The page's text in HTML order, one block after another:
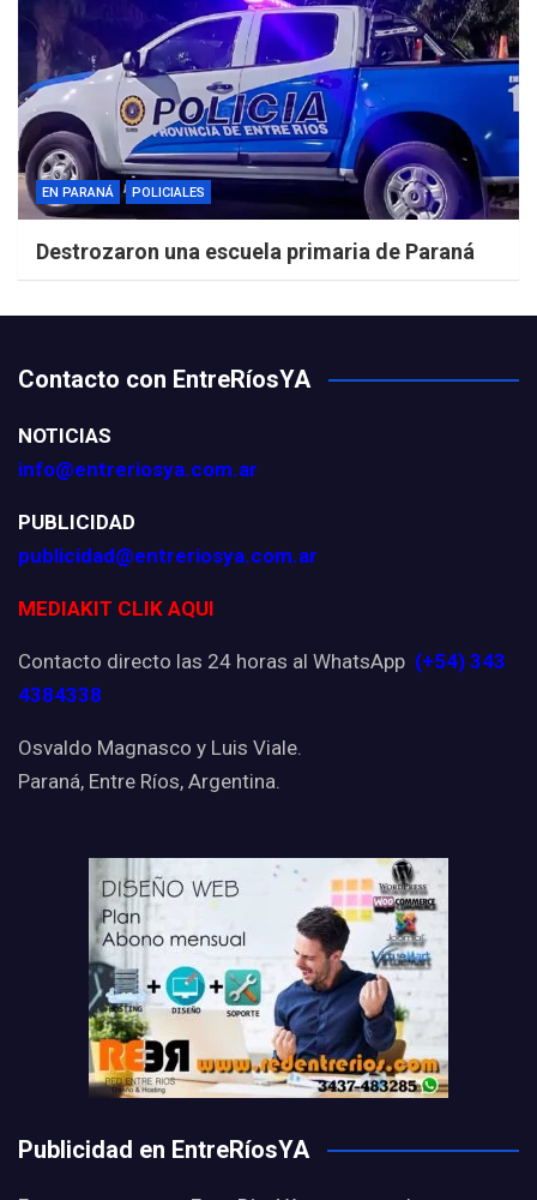
EN PARANÁ POLICIALES
Destrozaron una escuela primaria de Paraná
Contacto con EntreRíosYA
NOTICIAS
info@entreriosya.com.ar
PUBLICIDAD
publicidad@entreriosya.com.ar
MEDIAKIT CLIK AQUI
Contacto directo las 24 horas al WhatsApp (+54) 343
4384338
Osvaldo Magnasco y Luis Viale.
Paraná, Entre Ríos, Argentina.
Publicidad en EntreRíosYA